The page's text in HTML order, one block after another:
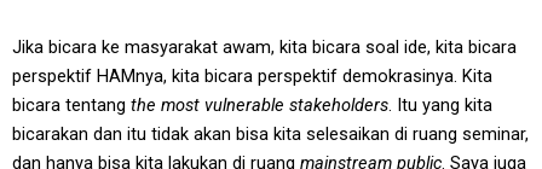
Jika bicara ke masyarakat awam, kita bicara soal ide, kita bicara
perspektif HAMnya, kita bicara perspektif demokrasinya. Kita
bicara tentang the most vulnerable stakeholders. Itu yang kita
bicarakan dan itu tidak akan bisa kita selesaikan di ruang seminar,
dan hanya bisa kita lakukan di ruang mainstream public. Saya juga